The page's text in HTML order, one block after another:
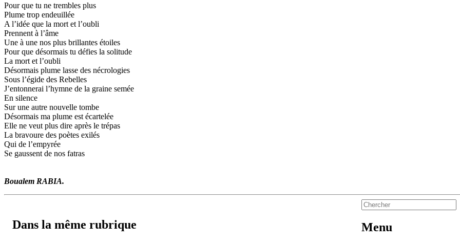
Pour que tu ne trembles plus
Plume trop endeuillée
A l’idée que la mort et l’oubli
Prennent à l’âme
Une à une nos plus brillantes étoiles
Pour que désormais tu défies la solitude
La mort et l’oubli
Désormais plume lasse des nécrologies
Sous l’égide des Rebelles
J’entonnerai l’hymne de la graine semée
En silence
Sur une autre nouvelle tombe
Désormais ma plume est écartelée
Elle ne veut plus dire après le trépas
La bravoure des poètes exilés
Qui de l’empyrée
Se gaussent de nos fatras
Boualem RABIA.
Dans la même rubrique Menu